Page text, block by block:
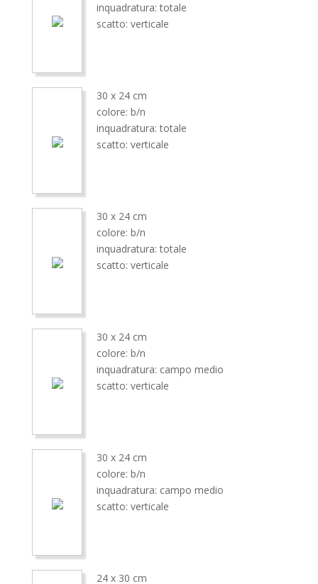
inquadratura: totale
scatto: verticale
30 x 24 cm
colore: b/n
inquadratura: totale
scatto: verticale
30 x 24 cm
colore: b/n
inquadratura: totale
scatto: verticale
30 x 24 cm
colore: b/n
inquadratura: campo medio
scatto: verticale
30 x 24 cm
colore: b/n
inquadratura: campo medio
scatto: verticale
24 x 30 cm